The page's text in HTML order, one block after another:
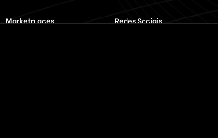
Marketplaces Redes Sociais